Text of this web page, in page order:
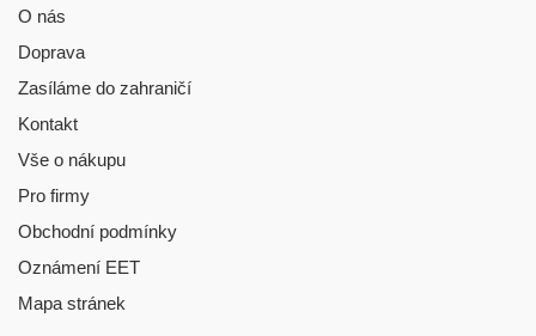
O nás
Doprava
Zasíláme do zahraničí
Kontakt
Vše o nákupu
Pro firmy
Obchodní podmínky
Oznámení EET
Mapa stránek